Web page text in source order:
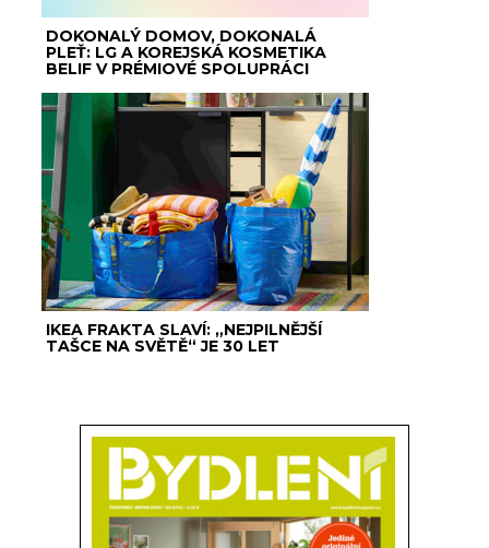
DOKONALÝ DOMOV, DOKONALÁ
PLEŤ: LG A KOREJSKÁ KOSMETIKA
BELIF V PRÉMIOVÉ SPOLUPRÁCI
IKEA FRAKTA SLAVÍ: „NEJPILNĚJŠÍ
TAŠCE NA SVĚTĚ“ JE 30 LET